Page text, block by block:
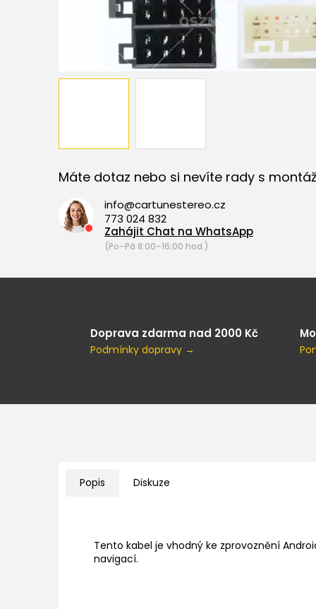
Máte dotaz nebo si nevíte rady s
info@cartunestereo.cz
773 024 832
Zahájit Chat na WhatsApp
(Po–Pá 8:00–16:00 hod.)
Doprava zdarma nad 2000 Kč
Podmínky dopravy →
Popis Diskuze
Tento kabel je vhodný ke zprovoznění
navigací.